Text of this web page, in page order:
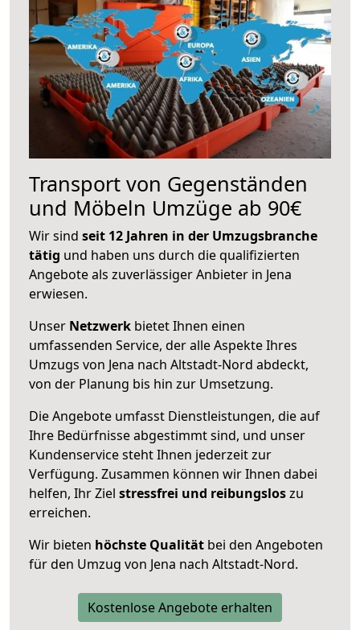
Transport von Gegenständen
und Möbeln Umzüge ab 90€
Wir sind seit 12 Jahren in der Umzugsbranche
tätig und haben uns durch die qualifizierten
Angebote als zuverlässiger Anbieter in Jena
erwiesen.
Unser Netzwerk bietet Ihnen einen
umfassenden Service, der alle Aspekte Ihres
Umzugs von Jena nach Altstadt-Nord abdeckt,
von der Planung bis hin zur Umsetzung.
Die Angebote umfasst Dienstleistungen, die auf
Ihre Bedürfnisse abgestimmt sind, und unser
Kundenservice steht Ihnen jederzeit zur
Verfügung. Zusammen können wir Ihnen dabei
helfen, Ihr Ziel stressfrei und reibungsloszu
erreichen.
Wir bieten höchste Qualität bei den Angeboten
für den Umzug von Jena nach Altstadt-Nord.
Kostenlose Angebote erhalten